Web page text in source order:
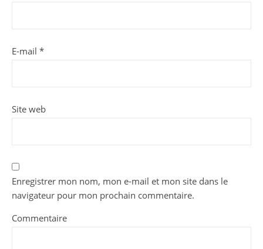
E-mail *
Site web
Enregistrer mon nom, mon e-mail et mon site dans le
navigateur pour mon prochain commentaire.
Commentaire